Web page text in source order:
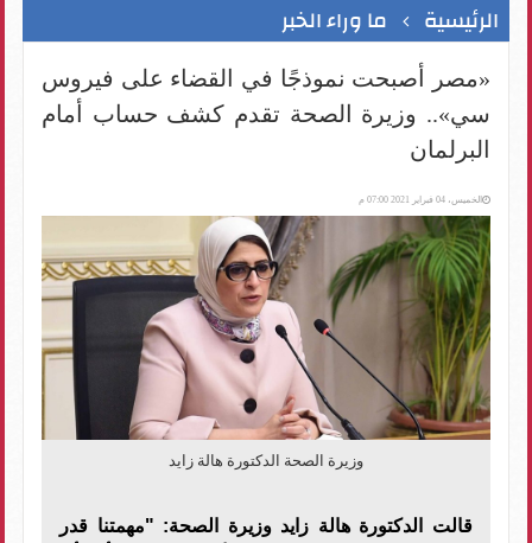
الرئيسية ما وراء الخبر
«مصر أصبحت نموذجًا في القضاء على فيروس
سي».. وزيرة الصحة تقدم كشف حساب أمام
البرلمان
الخميس، 04 فبراير 2021 07:00 م
وزيرة الصحة الدكتورة هالة زايد
قالت الدكتورة هالة زايد وزيرة الصحة: "مهمتنا قدر